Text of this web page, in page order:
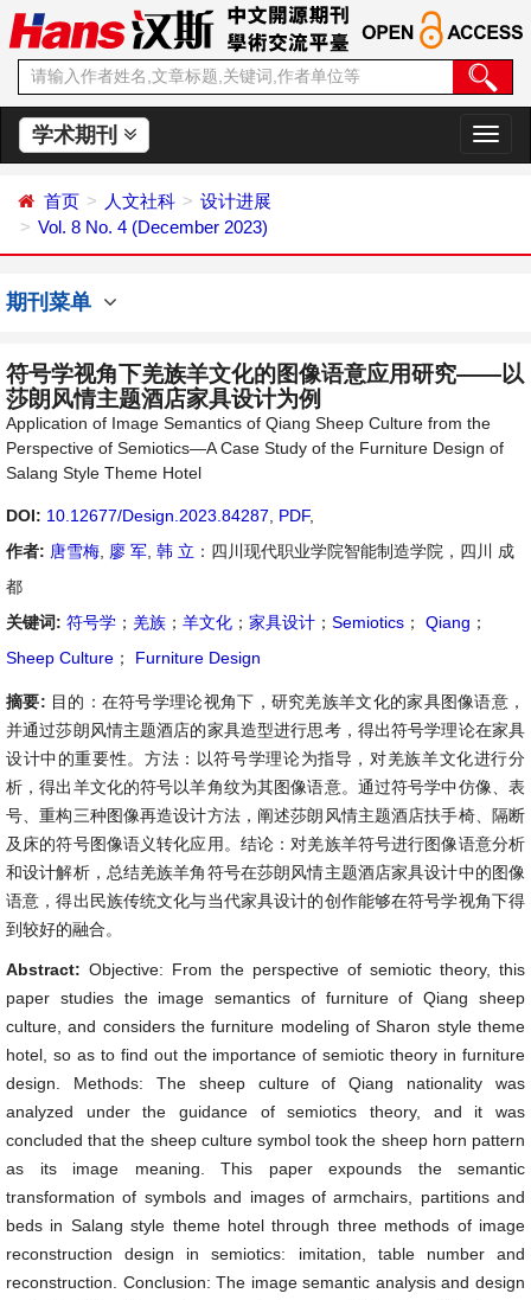
学术期刊
切
换
首页 人文社科
设计进展
Vol. 8 No. 4 (December 2023)
期刊菜单
符号学视角下羌族羊文化的图像语意应用研究——以
莎朗风情主题酒店家具设计为例
Application of Image Semantics of Qiang Sheep Culture from the
Perspective of Semiotics—A Case Study of the Furniture Design of
Salang Style Theme Hotel
DOI: 10.12677/Design.2023.84287 PDF,
作者: 唐雪梅 廖 军 韩 立 ：四川现代职业学院智能制造学院，四川 成
都
关键词: 符号学 ； 羌族 ； 羊文化 ； 家具设计 ； Semiotics ； Qiang ；
Sheep Culture ； Furniture Design
摘要: 目的：在符号学理论视角下，研究羌族羊文化的家具图像语意，
并通过莎朗风情主题酒店的家具造型进行思考，得出符号学理论在家具
设计中的重要性。方法：以符号学理论为指导，对羌族羊文化进行分
析，得出羊文化的符号以羊角纹为其图像语意。通过符号学中仿像、表
号、重构三种图像再造设计方法，阐述莎朗风情主题酒店扶手椅、隔断
及床的符号图像语义转化应用。结论：对羌族羊符号进行图像语意分析
和设计解析，总结羌族羊角符号在莎朗风情主题酒店家具设计中的图像
语意，得出民族传统文化与当代家具设计的创作能够在符号学视角下得
到较好的融合。
Abstract: Objective: From the perspective of semiotic theory, this
paper studies the image semantics of furniture of Qiang sheep
culture, and considers the furniture modeling of Sharon style theme
hotel, so as to find out the importance of semiotic theory in furniture
design. Methods: The sheep culture of Qiang nationality was
analyzed under the guidance of semiotics theory, and it was
concluded that the sheep culture symbol took the sheep horn pattern
as its image meaning. This paper expounds the semantic
transformation of symbols and images of armchairs, partitions and
beds in Salang style theme hotel through three methods of image
reconstruction design in semiotics: imitation, table number and
reconstruction. Conclusion: The image semantic analysis and design